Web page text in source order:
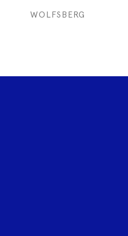
WOLFSBERG